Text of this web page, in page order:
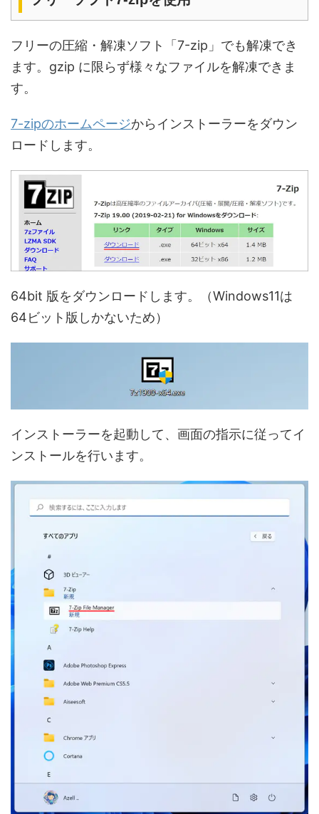
フリーの圧縮・解凍ソフト「7-zip」でも解凍でき
ます。gzip に限らず様々なファイルを解凍できま
す。
7-zipのホームページからインストーラーをダウン
ロードします。
64bit 版をダウンロードします。（Windows11は
64ビット版しかないため）
インストーラーを起動して、画面の指示に従ってイ
ンストールを行います。